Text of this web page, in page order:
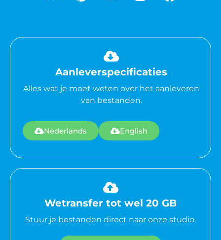
Aanleverspecificaties
Alles wat je moet weten over het aanleveren
van bestanden.
Nederlands English
Wetransfer tot wel 20 GB
Stuur je bestanden direct naar onze studio.